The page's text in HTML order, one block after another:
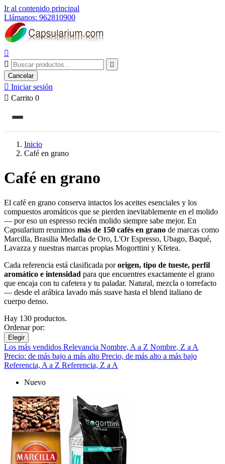
Ir al contenido principal
Llámanos: 962810900



Cancelar
 Iniciar sesión
 Carrito 0
Inicio
Café en grano
Café en grano
El café en grano conserva intactos los aceites esenciales y los
compuestos aromáticos que se pierden inevitablemente en el molido
— por eso un espresso recién molido siempre sabe mejor. En
Capsularium reunimos más de 150 cafés en grano de marcas como
Marcilla, Brasilia Medalla de Oro, L'Or Espresso, Ubago, Baqué,
Lavazza y nuestras marcas propias Mogorttini y Kfetea.
Cada referencia está clasificada pororigen, tipo de tueste, perfil
aromático e intensidad para que encuentres exactamente el grano
que encaja con tu cafetera y tu paladar. Natural, mezcla o torrefacto
— desde el arábica lavado más suave hasta el blend italiano de
cuerpo denso.
Hay 130 productos.
Ordenar por:
Elegir
Los más vendidos Relevancia Nombre, A a Z Nombre, Z a A
Precio: de más bajo a más alto Precio, de más alto a más bajo
Referencia, A a Z Referencia, Z a A
Nuevo